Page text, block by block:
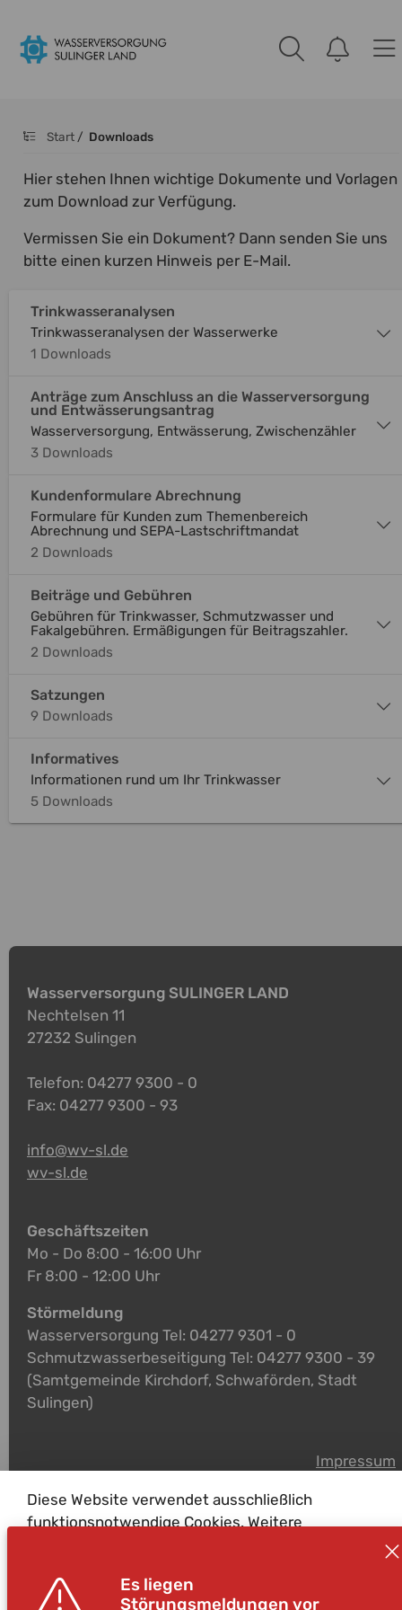
Start / Downloads
Hier stehen Ihnen wichtige Dokumente und Vorlagen
zum Download zur Verfügung.
Vermissen Sie ein Dokument? Dann senden Sie uns
bitte einen kurzen Hinweis per E-Mail.
Trinkwasseranalysen
Trinkwasseranalysen der Wasserwerke
1 Downloads
Anträge zum Anschluss an die Wasserversorgung
und Entwässerungsantrag
Wasserversorgung, Entwässerung, Zwischenzähler
3 Downloads
Kundenformulare Abrechnung
Formulare für Kunden zum Themenbereich
Abrechnung und SEPA-Lastschriftmandat
2 Downloads
Beiträge und Gebühren
Gebühren für Trinkwasser, Schmutzwasser und
Fakalgebühren. Ermäßigungen für Beitragszahler.
2 Downloads
Satzungen
9 Downloads
Informatives
Informationen rund um Ihr Trinkwasser
5 Downloads
Wasserversorgung SULINGER LAND
Nechtelsen 11
27232 Sulingen
Telefon: 04277 9300 - 0
Fax: 04277 9300 - 93
info@wv-sl.de
wv-sl.de
Geschäftszeiten
Mo - Do 8:00 - 16:00 Uhr
Fr 8:00 - 12:00 Uhr
Störmeldung
Wasserversorgung Tel: 04277 9301 - 0
Schmutzwasserbeseitigung Tel: 04277 9300 - 39
(Samtgemeinde Kirchdorf, Schwaförden, Stadt
Sulingen)
Impressum
Datenschutz
Es liegen
Störungsmeldungen vor
Diese Website verwendet ausschließlich
funktionsnotwendige Cookies. Weitere
finden Sie in unsererDatenschutzerklärung